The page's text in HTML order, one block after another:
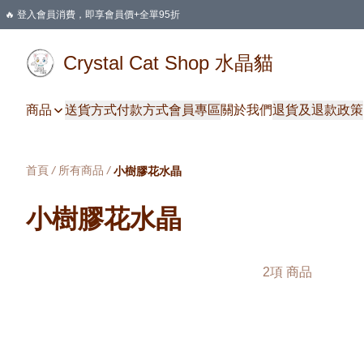
🔥 登入會員消費，即享會員價+全單95折
Crystal Cat Shop 水晶貓
商品 送貨方式付款方式會員專區關於我們退貨及退款政策
首頁 / 所有商品 / 小樹膠花水晶
小樹膠花水晶
2項 商品